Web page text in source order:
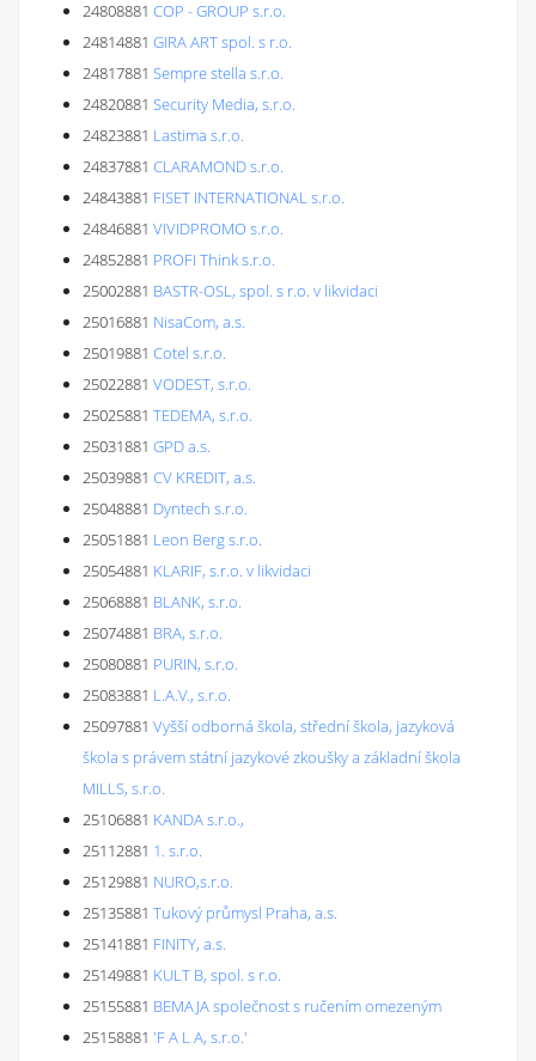
24808881 COP - GROUP s.r.o.
24814881 GIRA ART spol. s r.o.
24817881 Sempre stella s.r.o.
24820881 Security Media, s.r.o.
24823881 Lastima s.r.o.
24837881 CLARAMOND s.r.o.
24843881 FISET INTERNATIONAL s.r.o.
24846881 VIVIDPROMO s.r.o.
24852881 PROFI Think s.r.o.
25002881 BASTR-OSL, spol. s r.o. v likvidaci
25016881 NisaCom, a.s.
25019881 Cotel s.r.o.
25022881 VODEST, s.r.o.
25025881 TEDEMA, s.r.o.
25031881 GPD a.s.
25039881 CV KREDIT, a.s.
25048881 Dyntech s.r.o.
25051881 Leon Berg s.r.o.
25054881 KLARIF, s.r.o. v likvidaci
25068881 BLANK, s.r.o.
25074881 BRA, s.r.o.
25080881 PURIN, s.r.o.
25083881 L.A.V., s.r.o.
25097881 Vyšší odborná škola, střední škola, jazyková
škola s právem státní jazykové zkoušky a základní škola
MILLS, s.r.o.
25106881 KANDA s.r.o.,
25112881 1. s.r.o.
25129881 NURO,s.r.o.
25135881 Tukový průmysl Praha, a.s.
25141881 FINITY, a.s.
25149881 KULT B, spol. s r.o.
25155881 BEMAJA společnost s ručením omezeným
25158881 'F A L A, s.r.o.'